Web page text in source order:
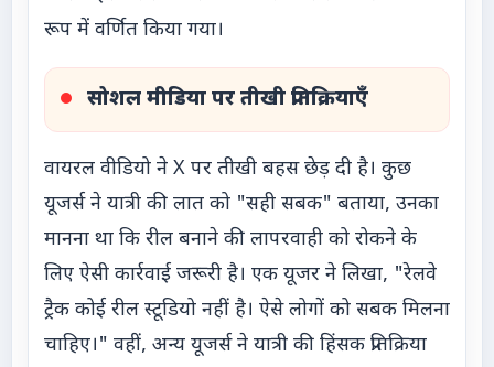
रूप में वर्णित किया गया।
सोशल मीडिया पर तीखी प्रतिक्रियाएँ
वायरल वीडियो ने X पर तीखी बहस छेड़ दी है। कुछ
यूजर्स ने यात्री की लात को "सही सबक" बताया, उनका
मानना था कि रील बनाने की लापरवाही को रोकने के
लिए ऐसी कार्रवाई जरूरी है। एक यूजर ने लिखा, "रेलवे
ट्रैक कोई रील स्टूडियो नहीं है। ऐसे लोगों को सबक मिलना
चाहिए।" वहीं, अन्य यूजर्स ने यात्री की हिंसक प्रतिक्रिया